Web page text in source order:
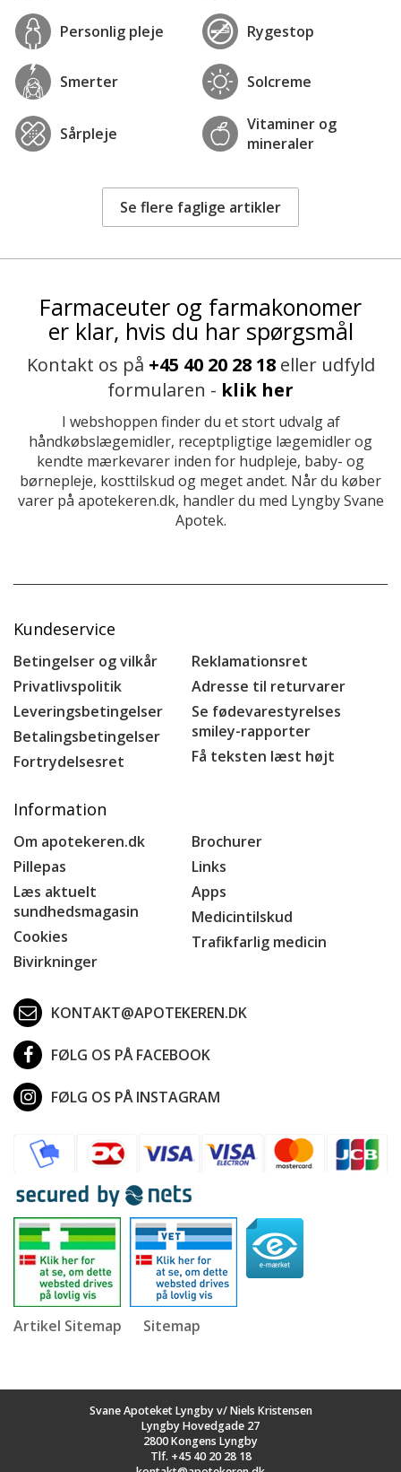
Personlig pleje Rygestop
Smerter Solcreme
Sårpleje
Vitaminer og
mineraler
Se flere faglige artikler
Farmaceuter og farmakonomer
er klar, hvis du har spørgsmål
Kontakt os på +45 40 20 28 18eller udfyld
formularen - klik her
I webshoppen finder du et stort udvalg af
håndkøbslægemidler, receptpligtige lægemidler og
kendte mærkevarer inden for hudpleje, baby- og
børnepleje, kosttilskud og meget andet. Når du køber
varer på apotekeren.dk, handler du med Lyngby Svane
Apotek.
Kundeservice
Betingelser og vilkår
Privatlivspolitik
Leveringsbetingelser
Betalingsbetingelser
Fortrydelsesret
Reklamationsret
Adresse til returvarer
Se fødevarestyrelses
smiley-rapporter
Få teksten læst højt
Information
Om apotekeren.dk
Pillepas
Læs aktuelt
sundhedsmagasin
Cookies
Bivirkninger
Brochurer
Links
Apps
Medicintilskud
Trafikfarlig medicin
KONTAKT@APOTEKEREN.DK
FØLG OS PÅ FACEBOOK
FØLG OS PÅ INSTAGRAM
Artikel Sitemap Sitemap
Svane Apoteket Lyngby v/ Niels Kristensen
Lyngby Hovedgade 27
2800 Kongens Lyngby
Tlf. +45 40 20 28 18